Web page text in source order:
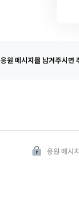
응원 메시지를 남겨주시면
응원 메시